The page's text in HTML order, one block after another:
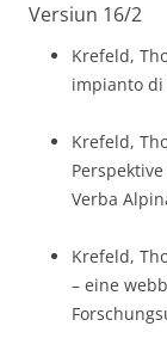
Versiun 16/2
Krefeld,
impianto di
Krefeld,
Verba
Krefeld,
– eine